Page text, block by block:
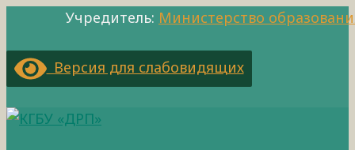
Учредитель: Министерство
Версия для слабовидящих